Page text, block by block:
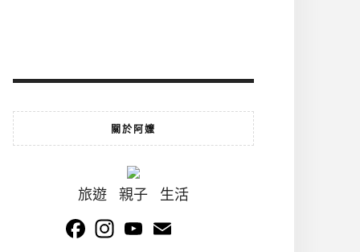
關於阿嬤
旅遊 親子 生活
FacebookInstagramYouTube
Channel